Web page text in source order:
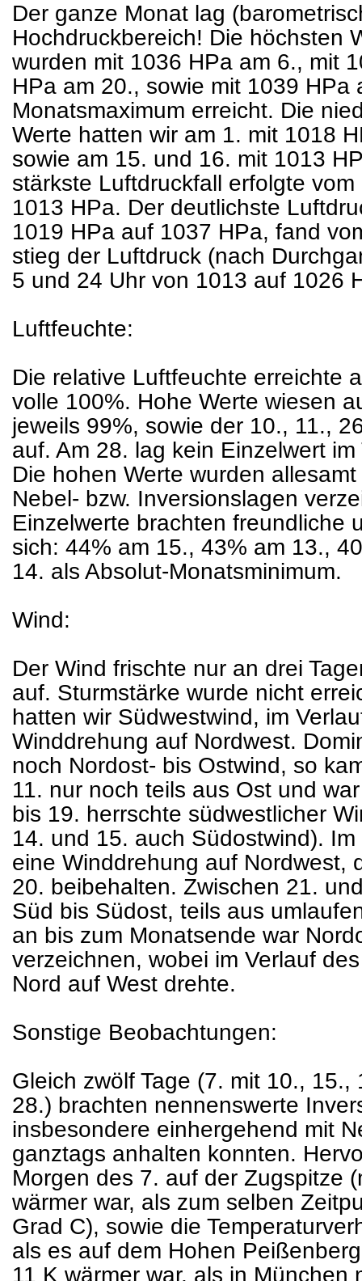
Der ganze Monat lag
Hochdruckbereich! Die höchsten
wurden mit 1036 HPa am 6., mit
HPa am 20., sowie mit 1039 HPa
Monatsmaximum erreicht. Die
Werte hatten wir am 1. mit 1018
sowie am 15. und 16. mit 1013
stärkste Luftdruckfall erfolgte
1013 HPa. Der deutlichste
1019 HPa auf 1037 HPa, fand
stieg der Luftdruck (nach
5 und 24 Uhr von 1013 auf 1026
Luftfeuchte:
Die relative Luftfeuchte erreichte
volle 100%. Hohe Werte wiesen
jeweils 99%, sowie der 10., 11.,
auf. Am 28. lag kein Einzelwert
Die hohen Werte wurden
Nebel- bzw. Inversionslagen
Einzelwerte brachten freundliche
sich: 44% am 15., 43% am 13.,
14. als Absolut-Monatsminimum.
Wind:
Der Wind frischte nur an drei
auf. Sturmstärke wurde nicht
hatten wir Südwestwind, im
Winddrehung auf Nordwest.
noch Nordost- bis Ostwind, so
11. nur noch teils aus Ost und
bis 19. herrschte südwestlicher
14. und 15. auch Südostwind).
eine Winddrehung auf Nordwest,
20. beibehalten. Zwischen 21.
Süd bis Südost, teils aus
an bis zum Monatsende war
verzeichnen, wobei im Verlauf
Nord auf West drehte.
Sonstige Beobachtungen:
Gleich zwölf Tage (7. mit 10.,
28.) brachten nennenswerte
insbesondere einhergehend mit
ganztags anhalten konnten.
Morgen des 7. auf der Zugspitze
wärmer war, als zum selben
Grad C), sowie die
als es auf dem Hohen
11 K wärmer war, als in München